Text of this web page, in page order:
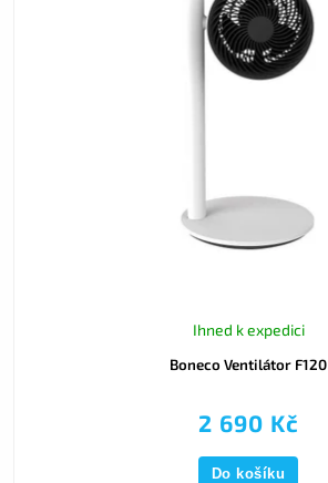
Boneco Ventilátor F120
Ihned k expedici
2 690 Kč
Do košíku